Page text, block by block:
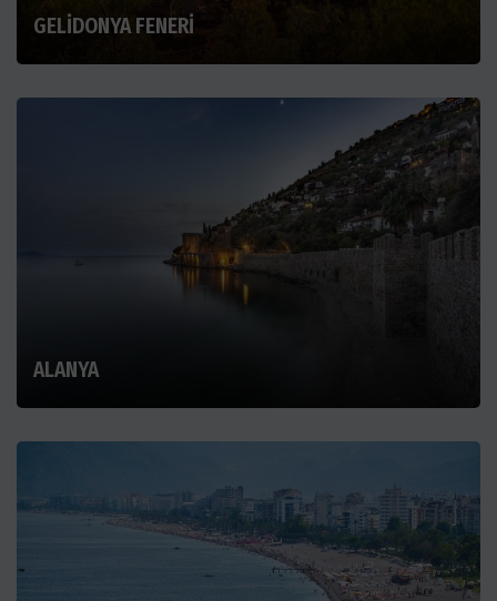
GELİDONYA FENERİ
ALANYA